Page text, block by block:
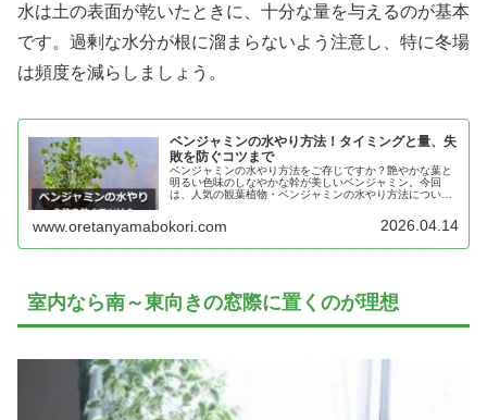
水は土の表面が乾いたときに、十分な量を与えるのが基本
です。過剰な水分が根に溜まらないよう注意し、特に冬場
は頻度を減らしましょう。
ベンジャミンの水やり方法！タイミングと量、失
敗を防ぐコツまで
ベンジャミンの水やり方法をご存じですか？艶やかな葉と
明るい色味のしなやかな幹が美しいベンジャミン。今回
は、人気の観葉植物・ベンジャミンの水やり方法について
www.oretanyamabokori.com 2026.04.14
室内なら南～東向きの窓際に置くのが理想